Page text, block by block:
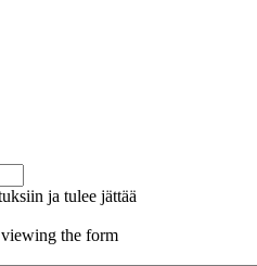
ja tulee jättää
the form